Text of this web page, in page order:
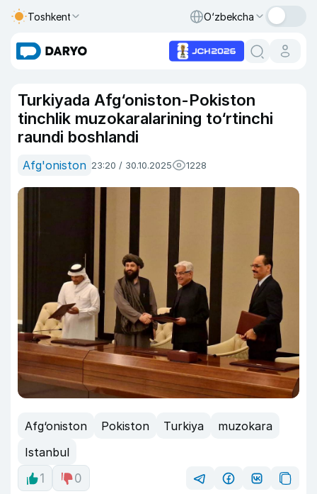
Toshkent O‘zbekcha
Turkiyada Afg‘oniston-Pokiston
tinchlik muzokaralarining to‘rtinchi
raundi boshlandi
Afg'oniston 23:20 / 30.10.2025 1228
Afg‘oniston Pokiston Turkiya
muzokara
Istanbul
1
0